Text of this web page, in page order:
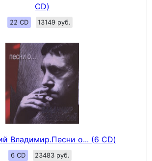
CD)
22 CD 13149 руб.
Владимир.Песни о... (6 CD)
6 CD 23483 руб.